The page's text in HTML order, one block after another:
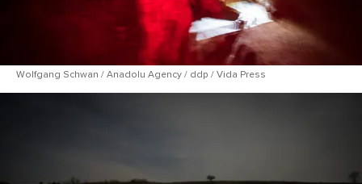
Wolfgang Schwan / Anadolu Agency / ddp / Vida Press